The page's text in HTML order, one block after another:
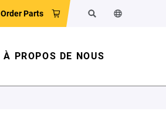
Order Parts RechercherChanger la
À PROPOS DE NOUS